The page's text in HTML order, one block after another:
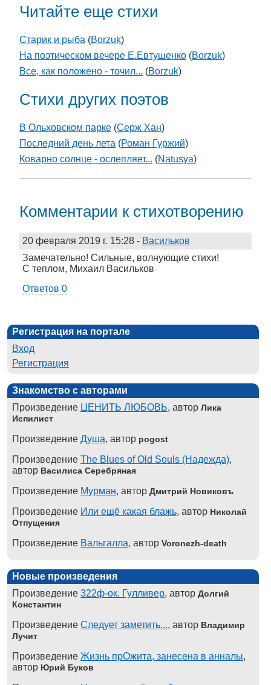
Читайте еще стихи
Старик и рыба (Borzuk)
На поэтическом вечере Е.Евтушенко (Borzuk)
Все, как положено - точил... (Borzuk)
Стихи других поэтов
В Ольховском парке (Серж Хан)
Последний день лета (Роман Гуржий)
Коварно солнце - ослепляет... (Natusya)
Комментарии к стихотворению
20 февраля 2019 г. 15:28 - Васильков
Замечательно! Сильные, волнующие стихи!
С теплом, Михаил Васильков
Ответов 0
Регистрация на портале
Вход
Регистрация
Знакомство с авторами
Произведение ЦЕНИТЬ ЛЮБОВЬ, автор Лика
Испилист
Произведение Душа, автор pogost
Произведение The Blues of Old Souls (Надежда),
автор Василиса Серебряная
Произведение Мурман, автор Дмитрий Новиковъ
Произведение Или ещё какая блажь, автор Николай
Отпущения
Произведение Вальгалла, автор Voronezh-death
Новые произведения
Произведение 322ф-ок. Гулливер, автор Долгий
Константин
Произведение Следует заметить..., автор Владимир
Лучит
Произведение Жизнь прОжита, занесена в анналы,
автор Юрий Буков